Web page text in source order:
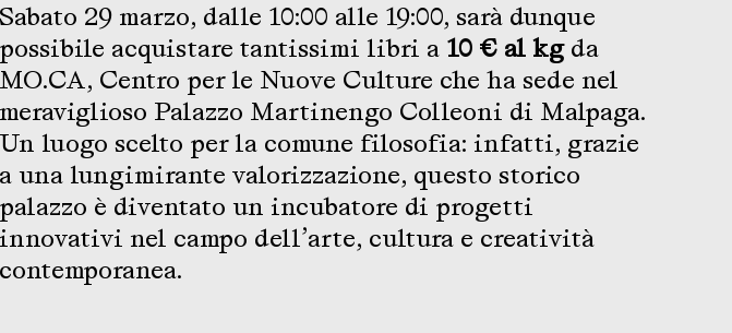
Sabato 29 marzo, dalle 10:00 alle 19:00, sarà dunque
possibile acquistare tantissimi libri a 10 € al kg da
MO.CA, Centro per le Nuove Culture che ha sede nel
meraviglioso Palazzo Martinengo Colleoni di Malpaga.
Un luogo scelto per la comune filosofia: infatti, grazie
a una lungimirante valorizzazione, questo storico
palazzo è diventato un incubatore di progetti
innovativi nel campo dell’arte, cultura e creatività
contemporanea.